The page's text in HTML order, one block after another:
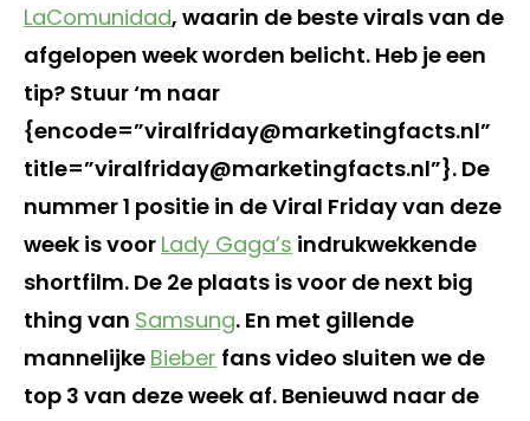
LaComunidad, waarin de beste virals van de
afgelopen week worden belicht. Heb je een
tip? Stuur ‘m naar
{encode=”viralfriday@marketingfacts.nl”
title=”viralfriday@marketingfacts.nl”}. De
nummer 1 positie in de Viral Friday van deze
week is voor Lady Gaga’s indrukwekkende
shortfilm. De 2e plaats is voor de next big
thing van Samsung. En met gillende
mannelijke Bieber fans video sluiten we de
top 3 van deze week af. Benieuwd naar de